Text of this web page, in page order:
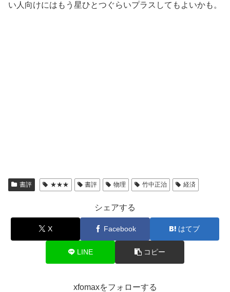
い人向けにはもう星ひとつぐらいプラスしてもよいかも。
書評 ★★★ 書評 物理 竹中正治 経済
シェアする
X Facebook はてブ
LINE コピー
xfomaxをフォローする